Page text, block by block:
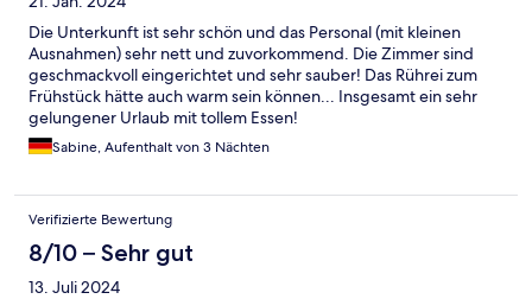
Die Unterkunft ist sehr schön und das Personal (mit kleinen
Ausnahmen) sehr nett und zuvorkommend. Die Zimmer sind
geschmackvoll eingerichtet und sehr sauber! Das Rührei zum
Frühstück hätte auch warm sein können... Insgesamt ein sehr
gelungener Urlaub mit tollem Essen!
Sabine, Aufenthalt von 3 Nächten
Verifizierte Bewertung
8/10 – Sehr gut
13. Juli 2024